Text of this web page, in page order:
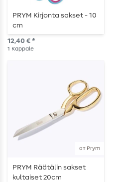
PRYM Kirjonta sakset - 10
cm
12,40 € *
1 Kappale
от Prym
PRYM Räätälin sakset
kultaiset 20cm